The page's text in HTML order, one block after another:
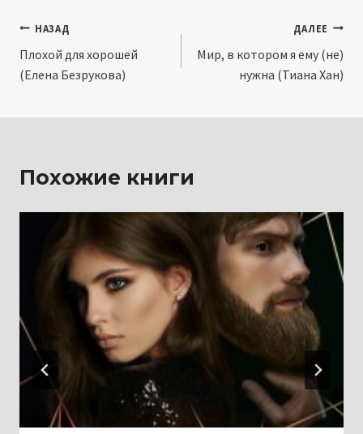
Навигация
по
НАЗАД
Плохой для хорошей
(Елена Безрукова)
ДАЛЕЕ
Мир, в котором я ему (не)
нужна (Тиана Хан)
Похожие книги